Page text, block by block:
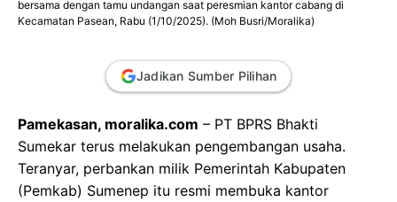
bersama dengan tamu undangan saat peresmian kantor cabang di
Kecamatan Pasean, Rabu (1/10/2025). (Moh Busri/Moralika)
Jadikan Sumber Pilihan
Pamekasan, moralika.com – PT BPRS Bhakti
Sumekar terus melakukan pengembangan usaha.
Teranyar, perbankan milik Pemerintah Kabupaten
(Pemkab) Sumenep itu resmi membuka kantor